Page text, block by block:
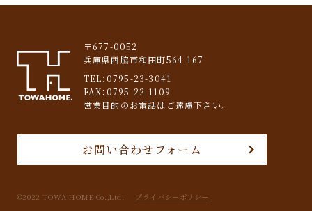
〒677-0052
兵庫県西脇市和田町564-167
TEL： 0795-23-3041
FAX：0795-22-1109
営業目的のお電話はご遠慮下さい。
お問い合わせフォーム
©︎2022 TOWA HOME Co.,Ltd. プライバシーポリシー